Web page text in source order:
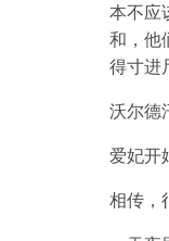
本不应
和，他
得寸进
沃尔德
爱妃开
相传，